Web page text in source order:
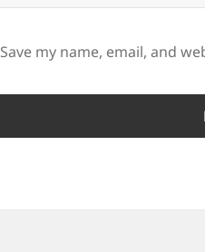
Save my name, email, and